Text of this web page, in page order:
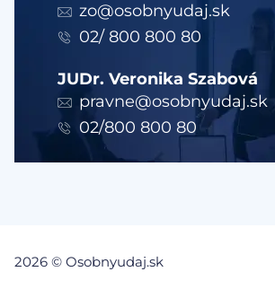
zo@osobnyudaj.sk
02/ 800 800 80
JUDr. Veronika Szabová
pravne@osobnyudaj.sk
02/800 800 80
2026 © Osobnyudaj.sk